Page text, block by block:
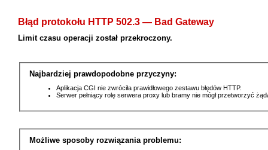
Błąd protokołu HTTP 502.3 — Bad Gateway
Limit czasu operacji został przekroczony.
Najbardziej prawdopodobne przyczyny:
Aplikacja CGI nie zwróciła prawidłowego zestawu błędów HTTP.
Serwer pełniący rolę serwera proxy lub bramy nie mógł przetworzyć
Możliwe sposoby rozwiązania problemu: